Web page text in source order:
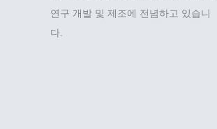
연구 개발 및 제조에 전념하고 있습니
다.